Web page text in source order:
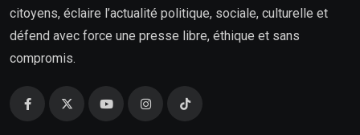
citoyens, éclaire l’actualité politique, sociale, culturelle et
défend avec force une presse libre, éthique et sans
compromis.